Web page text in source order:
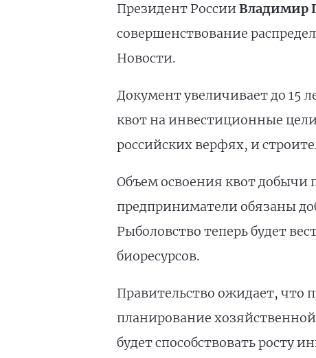
Президент России Владимир
совершенствование
Новости.
Документ увеличивает до 15
квот на инвестиционные
российских верфях, и
Объем освоения квот добычи
предприниматели обязаны
Рыболовство теперь будет
биоресурсов.
Правительство ожидает, что
планирование
будет способствовать росту